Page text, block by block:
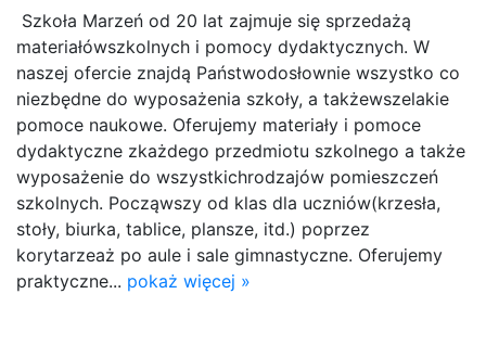
Szkoła Marzeń od 20 lat zajmuje się sprzedażą
materiałówszkolnych i pomocy dydaktycznych. W
naszej ofercie znajdą Państwodosłownie wszystko co
niezbędne do wyposażenia szkoły, a takżewszelakie
pomoce naukowe. Oferujemy materiały i pomoce
dydaktyczne zkażdego przedmiotu szkolnego a także
wyposażenie do wszystkichrodzajów pomieszczeń
szkolnych. Począwszy od klas dla uczniów(krzesła,
stoły, biurka, tablice, plansze, itd.) poprzez
korytarzeaż po aule i sale gimnastyczne. Oferujemy
praktyczne... pokaż więcej »